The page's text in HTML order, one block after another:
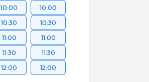
10:00
10:30
11:00
11:30
12:00
10:00
10:30
11:00
11:30
12:00